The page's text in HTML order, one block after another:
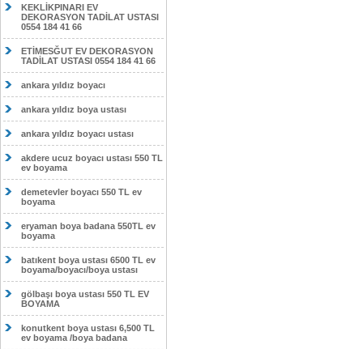
KEKLİKPINARI EV
DEKORASYON TADİLAT USTASI
0554 184 41 66
ETİMESĞUT EV DEKORASYON
TADİLAT USTASI 0554 184 41 66
ankara yıldız boyacı
ankara yıldız boya ustası
ankara yıldız boyacı ustası
akdere ucuz boyacı ustası 550 TL
ev boyama
demetevler boyacı 550 TL ev
boyama
eryaman boya badana 550TL ev
boyama
batıkent boya ustası 6500 TL ev
boyama/boyacı/boya ustası
gölbaşı boya ustası 550 TL EV
BOYAMA
konutkent boya ustası 6,500 TL
ev boyama /boya badana